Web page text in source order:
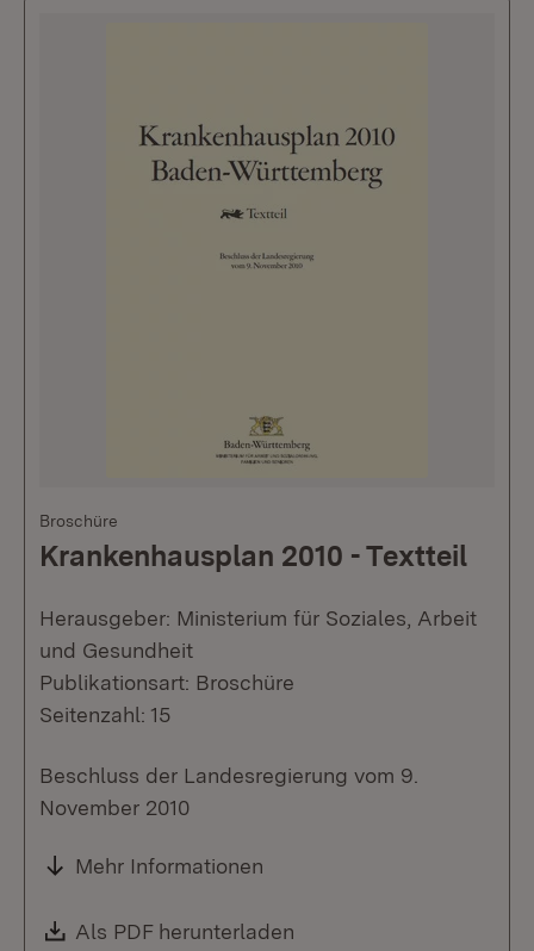
Broschüre
Krankenhausplan 2010 - Textteil
Herausgeber: Ministerium für Soziales, Arbeit
und Gesundheit
Publikationsart: Broschüre
Seitenzahl: 15
Beschluss der Landesregierung vom 9.
November 2010
Mehr Informationen
Download:
Als PDF herunterladen